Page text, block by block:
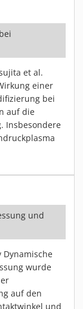
et al.
einer
bei
auf die
Insbesondere
und
Dynamische
wurde
auf den
und